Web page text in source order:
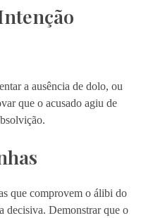
a ausência de dolo, ou
que o acusado agiu de
que comprovem o álibi do
decisiva. Demonstrar que o